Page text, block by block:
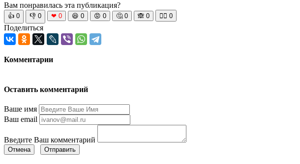
Вам понравилась эта публикация?
👍 0 👎 0 ❤ 0 😆 0 😡 0 🤔 0 🙈 0 🧘‍♀️ 0
Поделиться
Комментарии
Оставить комментарий
Ваше имя
Ваш email
Введите Ваш комментарий
Отмена Отправить